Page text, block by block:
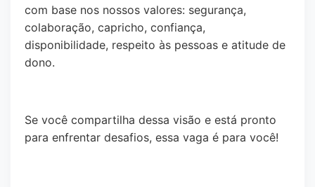
com base nos nossos valores: segurança,
colaboração, capricho, confiança,
disponibilidade, respeito às pessoas e atitude de
dono.
Se você compartilha dessa visão e está pronto
para enfrentar desafios, essa vaga é para você!